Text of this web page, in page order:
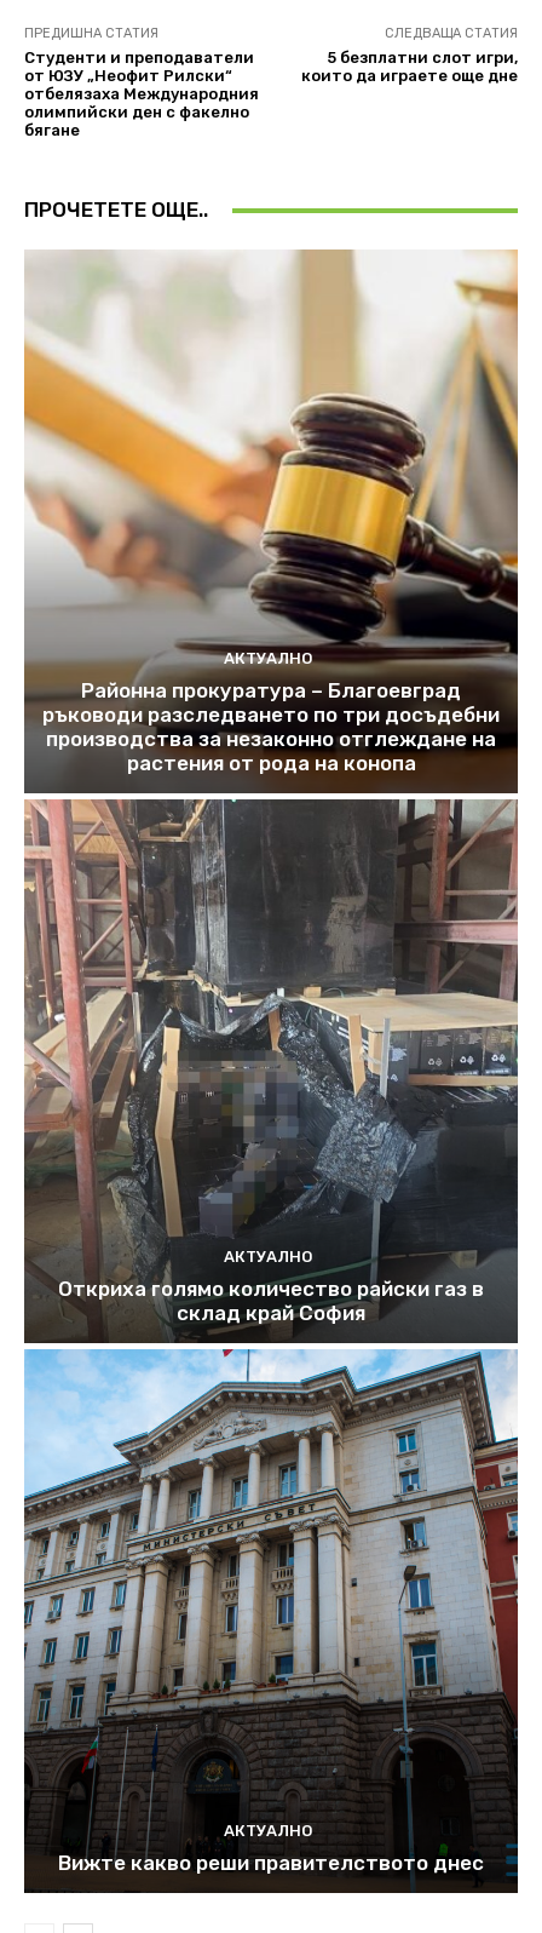
ПРЕДИШНА СТАТИЯ
Студенти и преподаватели
от ЮЗУ „Неофит Рилски“
отбелязаха Международния
олимпийски ден с факелно
бягане
СЛЕДВАЩА СТАТИЯ
5 безплатни слот игри,
които да играете още дне
ПРОЧЕТЕТЕ ОЩЕ..
АКТУАЛНО
Районна прокуратура – Благоевград
ръководи разследването по три досъдебни
производства за незаконно отглеждане на
растения от рода на конопа
АКТУАЛНО
Откриха голямо количество райски газ в
склад край София
АКТУАЛНО
Вижте какво реши правителството днес